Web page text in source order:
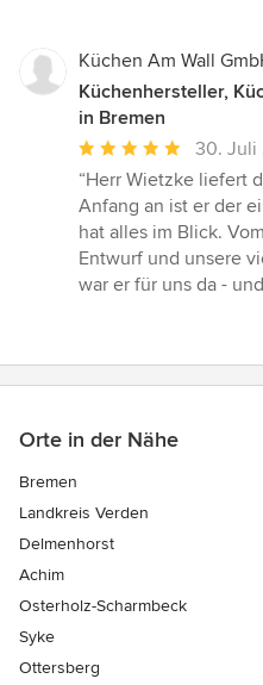
Küchen Am Wall
Küchenhersteller,
in Bremen
Durchschnittliche
Bewertung:
5
von
5
Sternen
30. Juli
“Herr Wietzke liefert
Anfang an ist er der
hat alles im Blick.
Entwurf und unsere
war er für uns da -
Orte in der Nähe
Bremen
Landkreis Verden
Delmenhorst
Achim
Osterholz-Scharmbeck
Syke
Ottersberg